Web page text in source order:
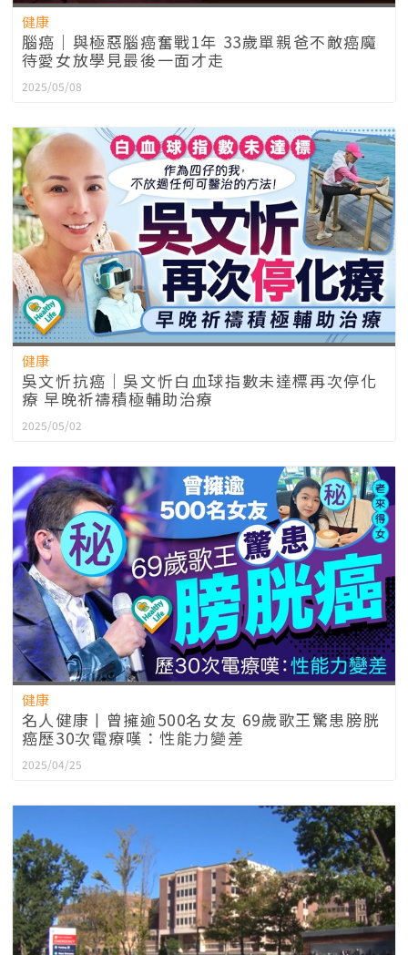
健康
腦癌｜與極惡腦癌奮戰1年 33歲單親爸不敵癌魔
待愛女放學見最後一面才走
2025/05/08
健康
吳文忻抗癌｜吳文忻白血球指數未達標再次停化
療 早晚祈禱積極輔助治療
2025/05/02
健康
名人健康丨曾擁逾500名女友 69歲歌王驚患膀胱
癌歷30次電療嘆：性能力變差
2025/04/25